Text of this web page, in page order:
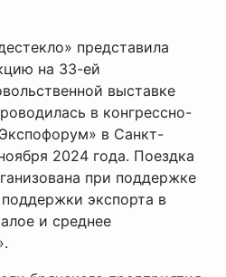
представила
на 33-ей
выставке
в конгрессно-
в Санкт-
2024 года. Поездка
при поддержке
экспорта в
и среднее